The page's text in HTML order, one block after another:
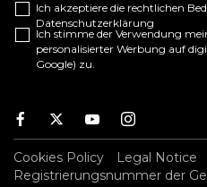
Ich akzeptiere die rechtlichen
Datenschutzerklärung
Ich stimme der Verwendung
personalisierter Werbung auf
Google) zu.
a
c
e
w
t
Y
o
u
t
I
n
s
t
Cookies Policy Legal Notice
Registrierungsnummer der